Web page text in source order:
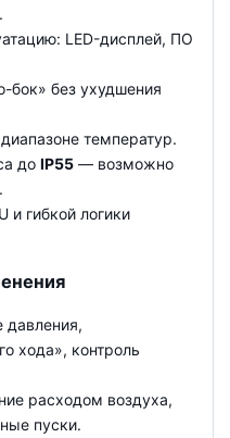
.
LED-дисплей, ПО
бок» без ухудшения
температур.
до IP55 — возможно
и гибкой логики
давления,
хода», контроль
расходом воздуха,
пуски.